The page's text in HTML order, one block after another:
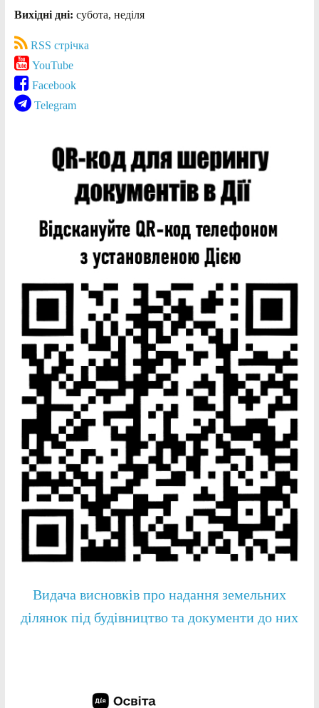
Вихідні дні: субота, неділя
RSS стрічка
YouTube
Facebook
Telegram
Видача висновків про надання земельних
ділянок під будівництво та документи до них